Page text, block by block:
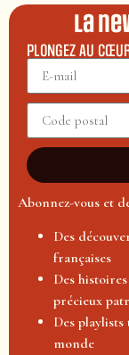
La
PLONGEZ AU
Abonnez-vous et
Des
françaises
Des
précieux
Des
monde